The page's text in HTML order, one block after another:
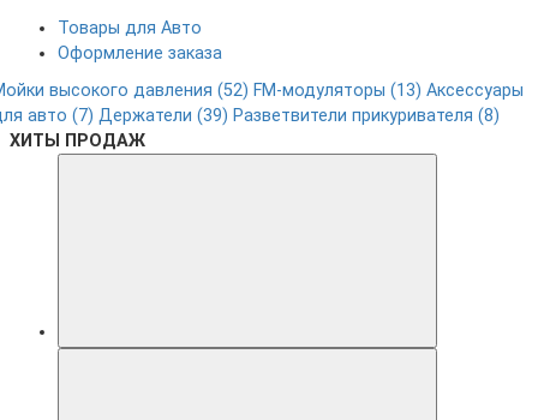
Товары для Авто
Оформление заказа
высокого давления (52) FM-модуляторы (13) Аксессуары
авто (7) Держатели (39) Разветвители прикуривателя (8)
ХИТЫ ПРОДАЖ